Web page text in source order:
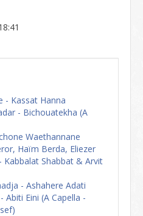
- Kassat Hanna
- Bichouatekha (A
Waethannane
Haïm Berda, Eliezer
Kabbalat Shabbat & Arvit
- Ashahere Adati
Abiti Eini (A Capella -